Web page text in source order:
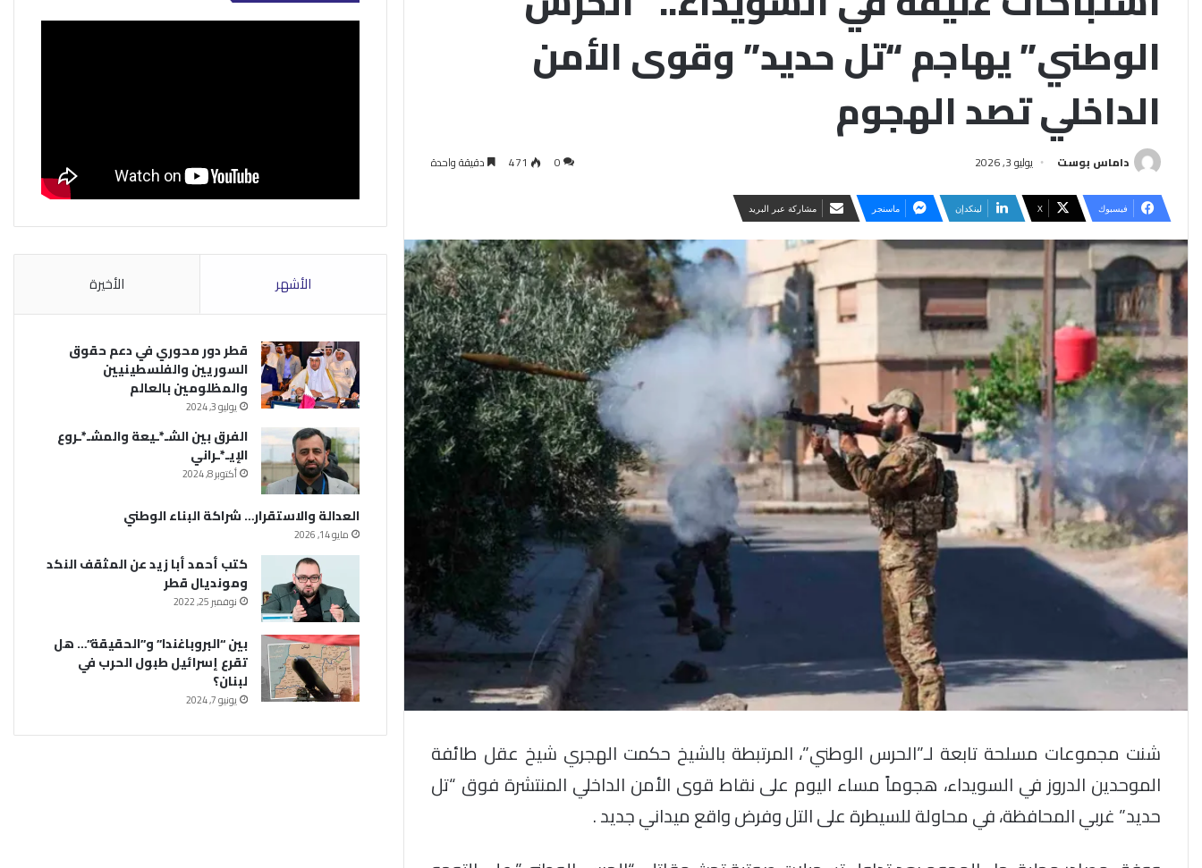
الوطني” يهاجم “تل حديد” وقوى الأمن
الداخلي تصد الهجوم
داماس بوست يوليو 3, 2026 0
471 دقيقة واحدة
فيسبوك ‫X لينكدإن ماسنجر مشاركة عبر البريد
شنت مجموعات مسلحة تابعة لـ”الحرس الوطني”، المرتبطة بالشيخ حكمت الهجري شيخ عقل طائفة
الموحدين الدروز في السويداء، هجوماً مساء اليوم على نقاط قوى الأمن الداخلي المنتشرة فوق “تل
حديد” غربي المحافظة، في محاولة للسيطرة على التل وفرض واقع ميداني جديد .
الأشهر الأخيرة
قطر دور محوري في دعم حقوق
السوريين والفلسطينيين
والمظلومين بالعالم
يوليو 3, 2024
الفرق بين الشـ*ـيعة والمشـ*ـروع
الإيـ*ـراني
أكتوبر 8, 2024
العدالة والاستقرار… شراكة البناء الوطني
مايو 14, 2026
كتب أحمد أبا زيد عن المثقف النكد
ومونديال قطر
نوفمبر 25, 2022
بين “البروباغندا” و”الحقيقة”… هل
تقرع إسرائيل طبول الحرب في
لبنان؟
يونيو 7, 2024